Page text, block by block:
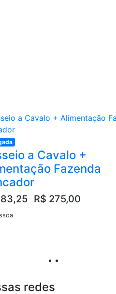
a Cavalo +
Fazenda
R$ 275,00
redes